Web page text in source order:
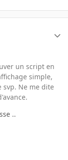
un script en
simple,
Ne me dite
..